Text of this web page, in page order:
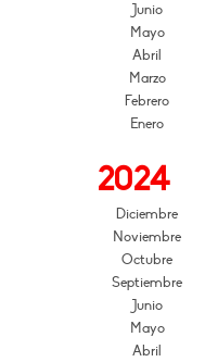
Junio
Mayo
Abril
Marzo
Febrero
Enero
2024
Diciembre
Noviembre
Octubre
Septiembre
Junio
Mayo
Abril